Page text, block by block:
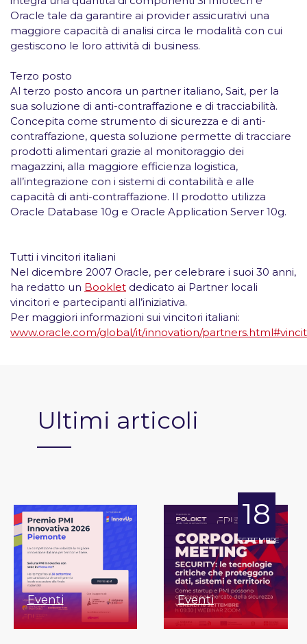
Oracle tale da garantire ai provider assicurativi una
maggiore capacità di analisi circa le modalità con cui
gestiscono le loro attività di business.
Terzo posto
Al terzo posto ancora un partner italiano, Sait, per la
sua soluzione di anti-contraffazione e di tracciabilità.
Concepita come strumento di sicurezza e di anti-
contraffazione, questa soluzione permette di tracciare
prodotti alimentari grazie al monitoraggio dei
magazzini, alla maggiore efficienza logistica,
all’integrazione con i sistemi di contabilità e alle
capacità di anti-contraffazione. Il prodotto utilizza
Oracle Database 10g e Oracle Application Server 10g.
Tutti i vincitori italiani
Nel dicembre 2007 Oracle, per celebrare i suoi 30 anni,
ha redatto un Booklet dedicato ai Partner locali
vincitori e partecipanti all’iniziativa.
Per maggiori informazioni sui vincitori italiani:
www.oracle.com/global/it/innovation/
Ultimi articoli
Eventi
18
SETTEMBRE
Eventi